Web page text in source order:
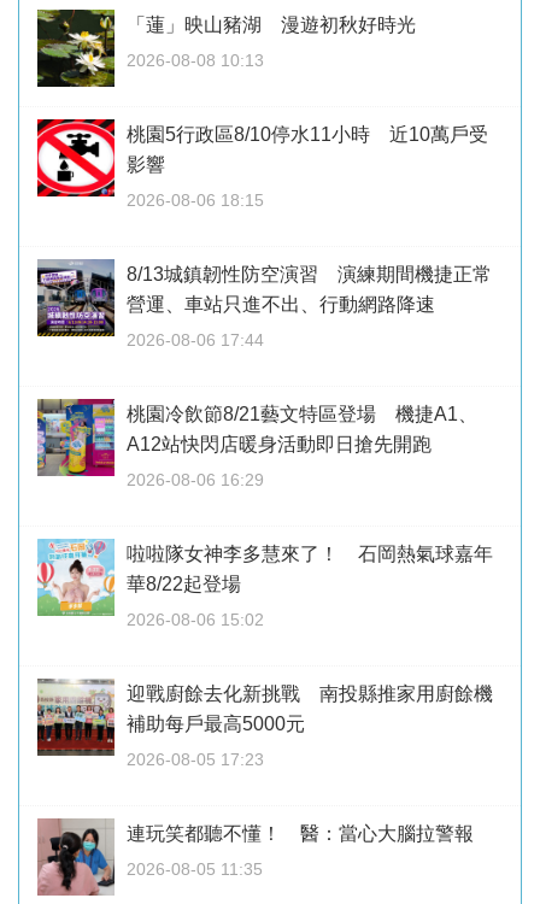
「蓮」映山豬湖 漫遊初秋好時光
2026-08-08 10:13
桃園5行政區8/10停水11小時 近10萬戶受
影響
2026-08-06 18:15
8/13城鎮韌性防空演習 演練期間機捷正常
營運、車站只進不出、行動網路降速
2026-08-06 17:44
桃園冷飲節8/21藝文特區登場 機捷A1、
A12站快閃店暖身活動即日搶先開跑
2026-08-06 16:29
啦啦隊女神李多慧來了！ 石岡熱氣球嘉年
華8/22起登場
2026-08-06 15:02
迎戰廚餘去化新挑戰 南投縣推家用廚餘機
補助每戶最高5000元
2026-08-05 17:23
連玩笑都聽不懂！ 醫：當心大腦拉警報
2026-08-05 11:35